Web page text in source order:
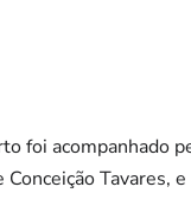
foi acompanhado
Conceição Tavares,